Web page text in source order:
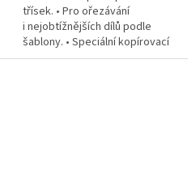
třísek. • Pro ořezávání
i nejobtížnějších dílů podle
šablony. • Speciální kopírovací
ložisko na čele frézy. S extra